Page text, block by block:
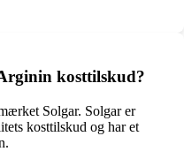
kosttilskud?
Solgar. Solgar er
kosttilskud og har et